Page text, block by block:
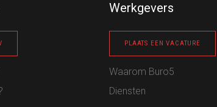
Werkgevers
PLAATS EEN VACATURE
Waarom Buro5
Diensten